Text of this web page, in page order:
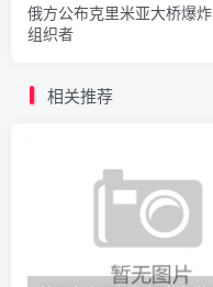
俄方公布克里米亚大桥爆炸
组织者
相关推荐